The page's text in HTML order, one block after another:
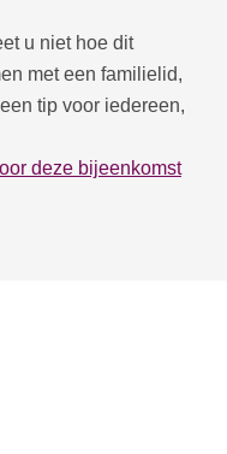
u niet hoe dit
met een familielid,
tip voor iedereen,
deze bijeenkomst